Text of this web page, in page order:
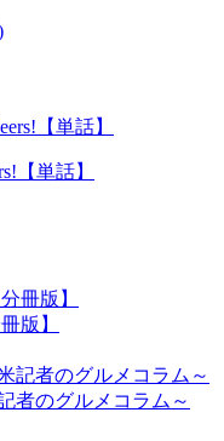
【単話】
版】
者のグルメコラム～